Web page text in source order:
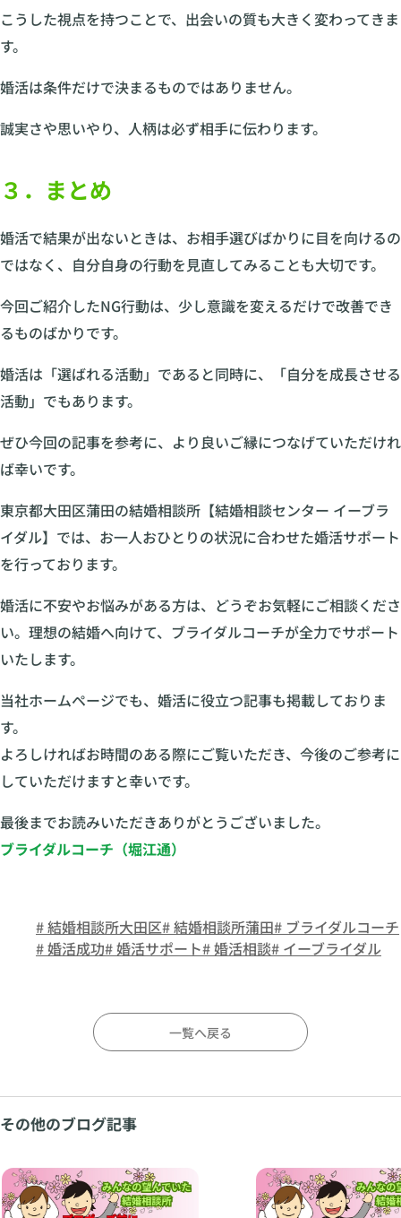
こうした視点を持つことで、出会いの質も大きく変わってきま
す。
婚活は条件だけで決まるものではありません。
誠実さや思いやり、人柄は必ず相手に伝わります。
３．まとめ
婚活で結果が出ないときは、お相手選びばかりに目を向けるの
ではなく、自分自身の行動を見直してみることも大切です。
今回ご紹介したNG行動は、少し意識を変えるだけで改善でき
るものばかりです。
婚活は「選ばれる活動」であると同時に、「自分を成長させる
活動」でもあります。
ぜひ今回の記事を参考に、より良いご縁につなげていただけれ
ば幸いです。
東京都大田区蒲田の結婚相談所【結婚相談センター イーブラ
イダル】では、お一人おひとりの状況に合わせた婚活サポート
を行っております。
婚活に不安やお悩みがある方は、どうぞお気軽にご相談くださ
い。理想の結婚へ向けて、ブライダルコーチが全力でサポート
いたします。
当社ホームページでも、婚活に役立つ記事も掲載しておりま
す。
よろしければお時間のある際にご覧いただき、今後のご参考に
していただけますと幸いです。
最後までお読みいただきありがとうございました。
ブライダルコーチ（堀江通）
# 結婚相談所大田区# 結婚相談所蒲田# ブライダルコーチ
# 婚活成功# 婚活サポート# 婚活相談# イーブライダル
一覧へ戻る
その他のブログ記事